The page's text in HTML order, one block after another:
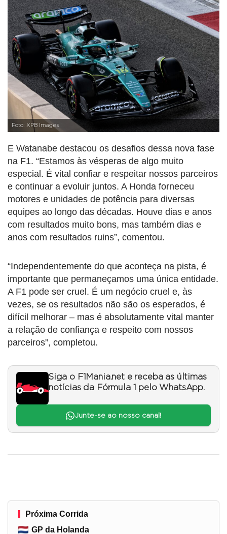
Foto: XPB Images
E Watanabe destacou os desafios dessa nova fase
na F1. “Estamos às vésperas de algo muito
especial. É vital confiar e respeitar nossos parceiros
e continuar a evoluir juntos. A Honda forneceu
motores e unidades de potência para diversas
equipes ao longo das décadas. Houve dias e anos
com resultados muito bons, mas também dias e
anos com resultados ruins”, comentou.
“Independentemente do que aconteça na pista, é
importante que permaneçamos uma única entidade.
A F1 pode ser cruel. É um negócio cruel e, às
vezes, se os resultados não são os esperados, é
difícil melhorar – mas é absolutamente vital manter
a relação de confiança e respeito com nossos
parceiros”, completou.
Siga o F1Mania.net e receba as últimas
notícias da Fórmula 1 pelo WhatsApp.
Junte-se ao nosso canal!
Próxima Corrida
GP da Holanda